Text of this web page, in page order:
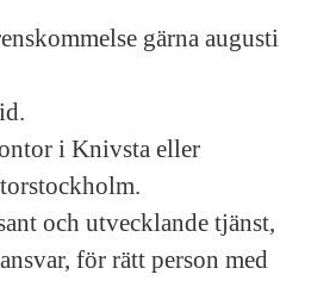
gärna augusti
i Knivsta eller
och utvecklande tjänst,
för rätt person med